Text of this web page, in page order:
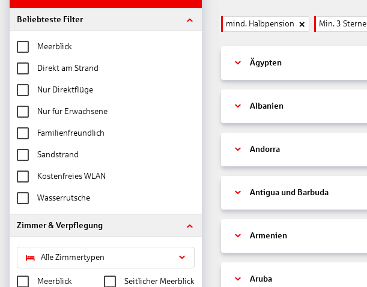
Beliebteste Filter
Meerblick
Direkt am Strand
Nur Direktflüge
Nur für Erwachsene
Familienfreundlich
Sandstrand
Kostenfreies WLAN
Wasserrutsche
Zimmer & Verpflegung
Alle Zimmertypen
Meerblick Seitlicher Meerblick
mind. Halbpension Min. 3 Sterne
Ägypten
Albanien
Andorra
Antigua und Barbuda
Armenien
Aruba